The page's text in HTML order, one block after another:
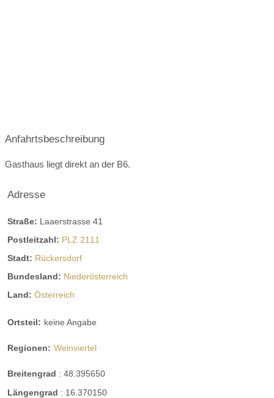
Anfahrtsbeschreibung
Gasthaus liegt direkt an der B6.
Adresse
Straße: Laaerstrasse 41
Postleitzahl: PLZ 2111
Stadt: Rückersdorf
Bundesland: Niederösterreich
Land: Österreich
Ortsteil: keine Angabe
Regionen: Weinviertel
Breitengrad : 48.395650
Längengrad : 16.370150